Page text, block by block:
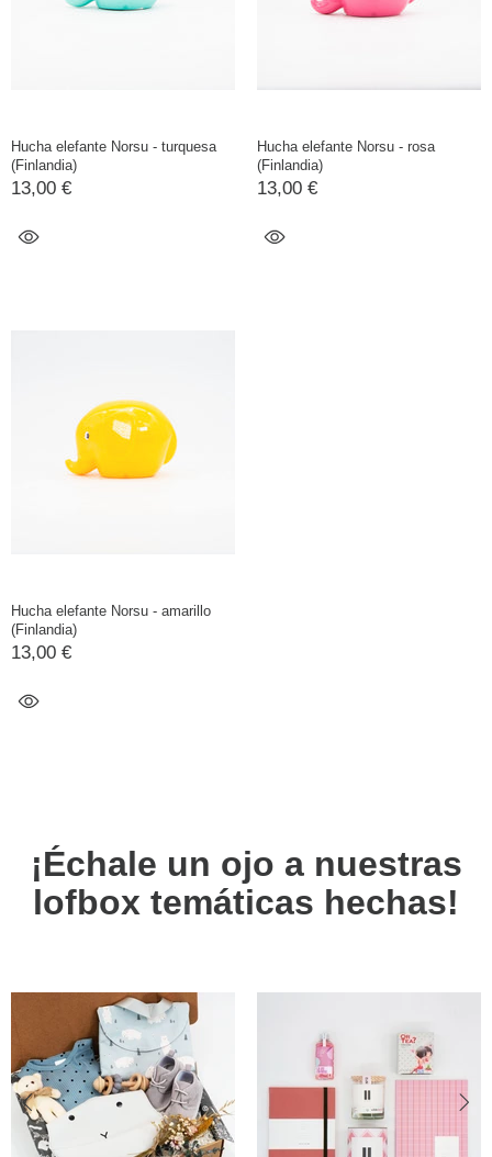
Hucha elefante Norsu - turquesa
(Finlandia)
13,00 €
Hucha elefante Norsu - rosa
(Finlandia)
13,00 €
Hucha elefante Norsu - amarillo
(Finlandia)
13,00 €
¡Échale un ojo a nuestras
lofbox temáticas hechas!